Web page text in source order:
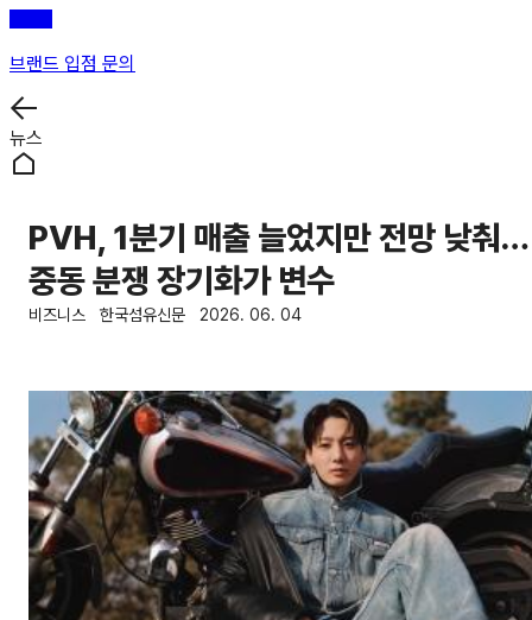
브랜드 입점 문의
뉴스
PVH, 1분기 매출 늘었지만 전망 낮춰…
중동 분쟁 장기화가 변수
비즈니스 한국섬유신문 2026. 06. 04